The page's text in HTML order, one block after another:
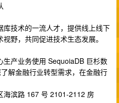
技术的一流人才，提供线上线下
野，共同促进技术生态发展。
生产业务使用 SequoiaDB 巨杉数
解金融行业转型需求，在金融行
海滨路 167 号 2101-2112 房